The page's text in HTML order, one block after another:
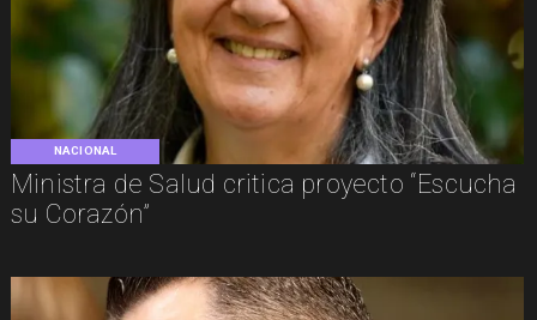
NACIONAL
Ministra de Salud critica proyecto “Escucha
su Corazón”